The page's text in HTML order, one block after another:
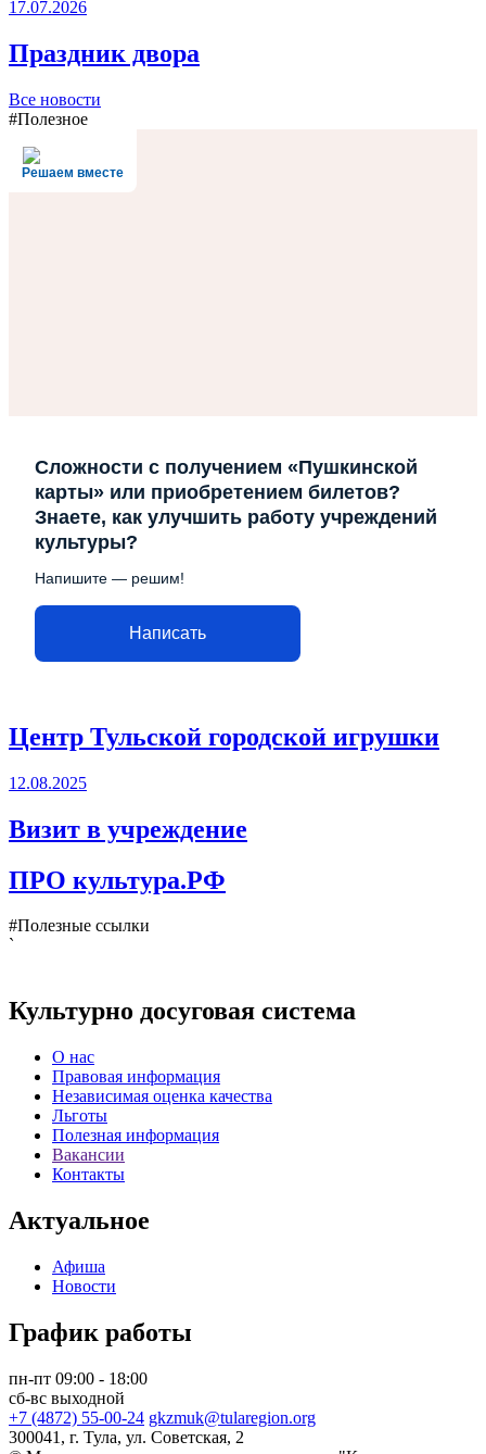
17.07.2026
Праздник двора
Все новости
#Полезное
Решаем вместе
Сложности с получением «Пушкинской
карты» или приобретением билетов?
Знаете, как улучшить работу учреждений
культуры?
Напишите — решим!
Написать
Центр Тульской городской игрушки
12.08.2025
Визит в учреждение
ПРО культура.РФ
#Полезные ссылки
`
Культурно досуговая система
О нас
Правовая информация
Независимая оценка качества
Льготы
Полезная информация
Вакансии
Контакты
Актуальное
Афиша
Новости
График работы
пн-пт 09:00 - 18:00
сб-вс выходной
+7 (4872) 55-00-24 gkzmuk@tularegion.org
300041, г. Тула, ул. Советская, 2